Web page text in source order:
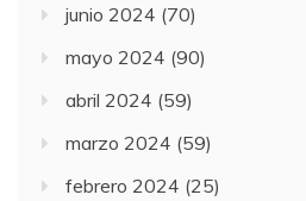
junio 2024 (70)
mayo 2024 (90)
abril 2024 (59)
marzo 2024 (59)
febrero 2024 (25)